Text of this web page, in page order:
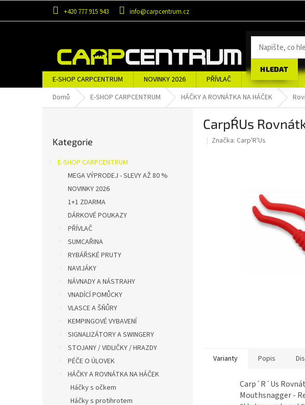
obsah
+420 777 915 943 info@carpcentrum.cz
HLEDAT
E-SHOP CARPCENTRUM NOVINKY 2026 PŘÍVLAČ SUMCAŘINA
OBLEČENÍ A OBUV
ZNAČKY
Domů E-SHOP CARPCENTRUM HÁČKY A ROVNÁTKA NA HÁČEK
kategorie
Kategorie
E-SHOP CARPCENTRUM
MEGA VÝPRODEJ - SLEVY AŽ 80 %
NOVINKY 2026
1+1 ZDARMA
DÁRKOVÉ POUKAZY
PŘÍVLAČ
SUMCAŘINA
RYBÁŘSKÉ PRUTY
NAVIJÁKY
NÁVNADY A NÁSTRAHY
VNADÍCÍ POMŮCKY
VLASCE A ŠŇŮRY
KEMPINGOVÉ VYBAVENÍ
SIGNALIZÁTORY A SWINGERY
STOJANY / VIDLIČKY / HRAZDY
PÉČE O ÚLOVEK
HÁČKY A ROVNÁTKA NA HÁČEK
Háčky s očkem
Háčky s protihrotem
Carp´R´Us
Značka: Carp'R'Us
Varianty Popis
Carp´R´Us
Mouthsnagger -